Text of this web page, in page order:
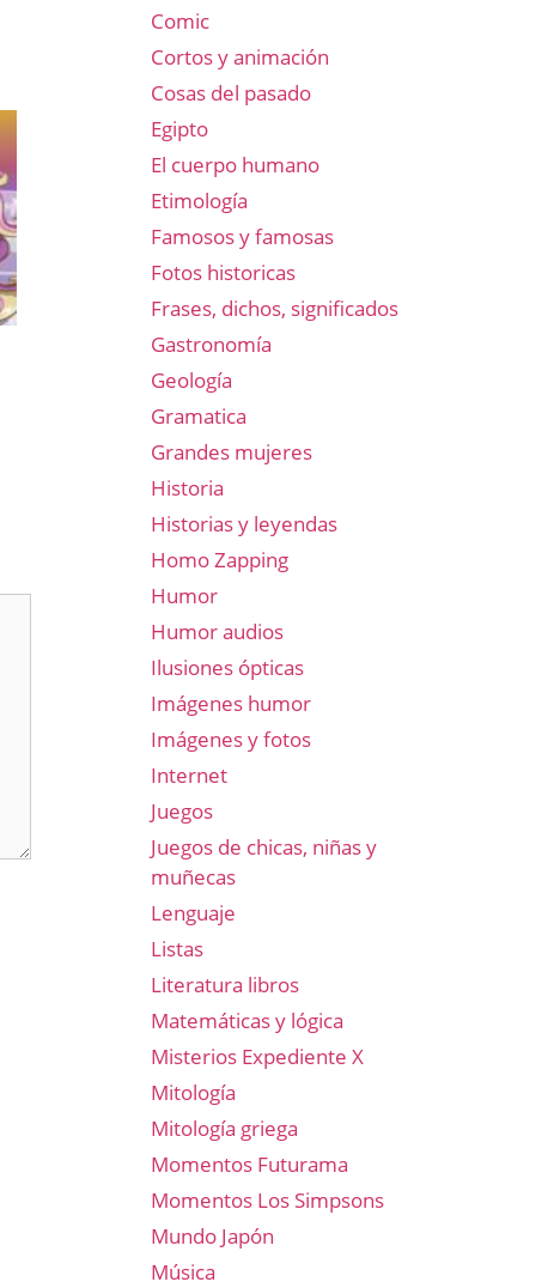
Comic
Cortos y animación
Cosas del pasado
Egipto
El cuerpo humano
Etimología
Famosos y famosas
Fotos historicas
Frases, dichos, significados
Gastronomía
Geología
Gramatica
Grandes mujeres
Historia
Historias y leyendas
Homo Zapping
Humor
Humor audios
Ilusiones ópticas
Imágenes humor
Imágenes y fotos
Internet
Juegos
Juegos de chicas, niñas y
muñecas
Lenguaje
Listas
Literatura libros
Matemáticas y lógica
Misterios Expediente X
Mitología
Mitología griega
Momentos Futurama
Momentos Los Simpsons
Mundo Japón
Música